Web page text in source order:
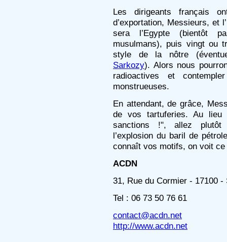
Les dirigeants français
d’exportation, Messieurs, et
sera l’Egypte (bientôt
musulmans), puis vingt ou
style de la nôtre
Sarkozy). Alors nous
radioactives et
monstrueuses.
En attendant, de grâce,
de vos tartuferies. Au
sanctions !", allez plutôt
l’explosion du baril de
connaît vos motifs, on voit ce
ACDN
31, Rue du Cormier - 17100 -
Tel : 06 73 50 76 61
contact@acdn.net
http://www.acdn.net